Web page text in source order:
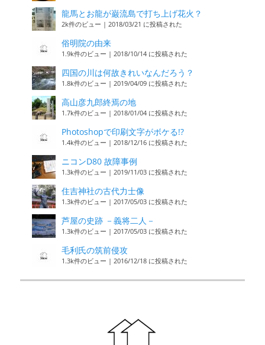
龍馬とお龍が巌流島で打ち上げ花火？
2k件のビュー | 2018/03/21 に投稿された
俗明院の由来
1.9k件のビュー | 2018/10/14 に投稿された
四国の川は何故きれいなんだろう？
1.8k件のビュー | 2019/04/09 に投稿された
高山彦九郎終焉の地
1.7k件のビュー | 2018/01/04 に投稿された
Photoshopで印刷文字がボケる!?
1.4k件のビュー | 2018/12/16 に投稿された
ニコンD80 故障事例
1.3k件のビュー | 2019/11/03 に投稿された
住吉神社の古代力士像
1.3k件のビュー | 2017/05/03 に投稿された
芦屋の史跡 －義将二人－
1.3k件のビュー | 2017/05/03 に投稿された
毛利氏の筑前侵攻
1.3k件のビュー | 2016/12/18 に投稿された